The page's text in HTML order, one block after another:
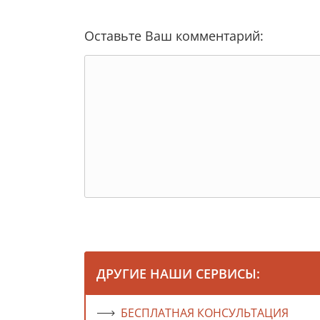
Оставьте Ваш комментарий:
ДРУГИЕ НАШИ СЕРВИСЫ:
БЕСПЛАТНАЯ КОНСУЛЬТАЦИЯ